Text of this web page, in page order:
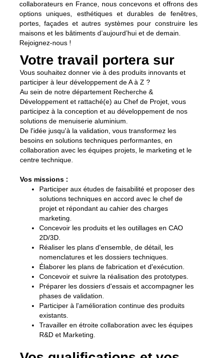
collaborateurs en France, nous concevons et offrons des
options uniques, esthétiques et durables de fenêtres,
portes, façades et autres systèmes pour construire les
maisons et les bâtiments d’aujourd’hui et de demain.
Rejoignez-nous !
Votre travail portera sur
Vous souhaitez donner vie à des produits innovants et
participer à leur développement de A à Z ?
Au sein de notre département Recherche &
Développement et rattaché(e) au Chef de Projet, vous
participez à la conception et au développement de nos
solutions de menuiserie aluminium.
De l'idée jusqu'à la validation, vous transformez les
besoins en solutions techniques performantes, en
collaboration avec les équipes projets, le marketing et le
centre technique.
Vos missions :
Participer aux études de faisabilité et proposer des
solutions techniques en accord avec le chef de
projet et répondant au cahier des charges
marketing.
Concevoir les produits et les outillages en CAO
2D/3D.
Réaliser les plans d'ensemble, de détail, les
nomenclatures et les dossiers techniques.
Élaborer les plans de fabrication et d'exécution.
Concevoir et suivre la réalisation des prototypes.
Préparer les dossiers d'essais et accompagner les
phases de validation.
Participer à l'amélioration continue des produits
existants.
Travailler en étroite collaboration avec les équipes
R&D et Marketing.